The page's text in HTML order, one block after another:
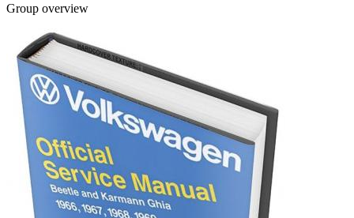
Group overview